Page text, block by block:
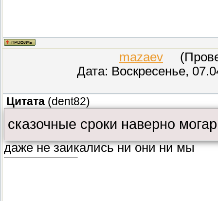
mazaev
Дата: Воскресенье,
Цитата (dent82)
сказочные сроки наверно
даже не заикались ни они ни мы